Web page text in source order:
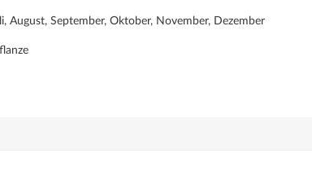
August, September, Oktober, November, Dezember